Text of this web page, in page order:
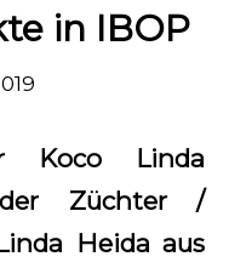
in IBOP
Koco Linda
Züchter /
Heida aus